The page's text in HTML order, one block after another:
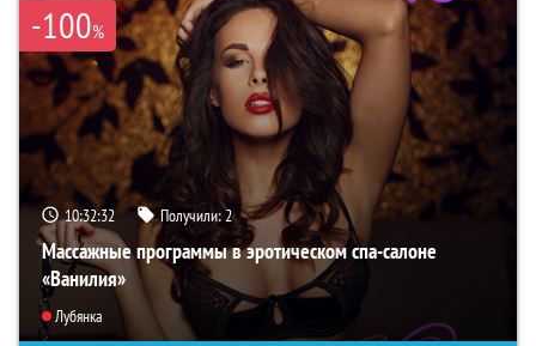
-100%
10:32:31 Получили:2
Массажные программы в эротическом спа-салоне
«Ванилия»
Лубянка